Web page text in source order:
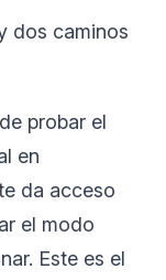
dos caminos
probar el
en
da acceso
el modo
Este es el